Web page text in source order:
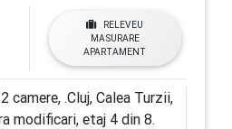
RELEVEU
MASURARE
APARTAMENT
camere, .Cluj, Calea Turzii,
modificari, etaj 4 din 8.